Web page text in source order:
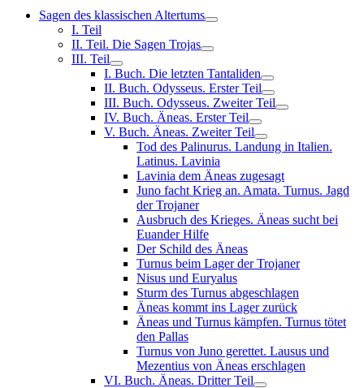
Sagen des klassischen Altertums
I. Teil
II. Teil. Die Sagen Trojas
III. Teil
I. Buch. Die letzten Tantaliden
II. Buch. Odysseus. Erster Teil
III. Buch. Odysseus. Zweiter Teil
IV. Buch. Äneas. Erster Teil
V. Buch. Äneas. Zweiter Teil
Tod des Palinurus. Landung in Italien.
Latinus. Lavinia
Lavinia dem Äneas zugesagt
Juno facht Krieg an. Amata. Turnus. Jagd
der Trojaner
Ausbruch des Krieges. Äneas sucht bei
Euander Hilfe
Der Schild des Äneas
Turnus beim Lager der Trojaner
Nisus und Euryalus
Sturm des Turnus abgeschlagen
Äneas kommt ins Lager zurück
Äneas und Turnus kämpfen. Turnus tötet
den Pallas
Turnus von Juno gerettet. Lausus und
Mezentius von Äneas erschlagen
VI. Buch. Äneas. Dritter Teil